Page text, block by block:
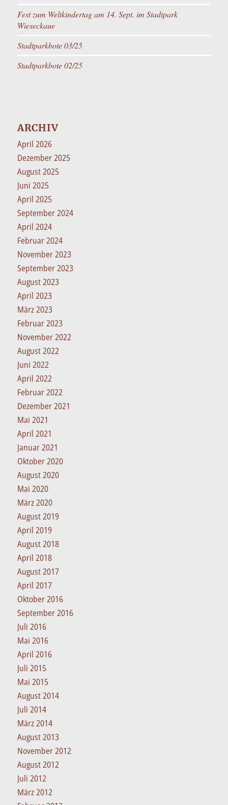
Fest zum Weltkindertag am 14. Sept. im Stadtpark
Wieseckaue
Stadtparkbote 03/25
Stadtparkbote 02/25
ARCHIV
April 2026
Dezember 2025
August 2025
Juni 2025
April 2025
September 2024
April 2024
Februar 2024
November 2023
September 2023
August 2023
April 2023
März 2023
Februar 2023
November 2022
August 2022
Juni 2022
April 2022
Februar 2022
Dezember 2021
Mai 2021
April 2021
Januar 2021
Oktober 2020
August 2020
Mai 2020
März 2020
August 2019
April 2019
August 2018
April 2018
August 2017
April 2017
Oktober 2016
September 2016
Juli 2016
Mai 2016
April 2016
Juli 2015
Mai 2015
August 2014
Juli 2014
März 2014
August 2013
November 2012
August 2012
Juli 2012
März 2012